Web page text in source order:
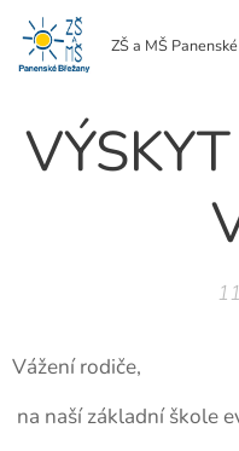
ZŠ a MŠ
Vážení rodiče,
na naší základní škole